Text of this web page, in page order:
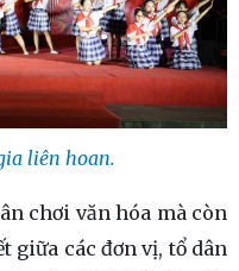
liên hoan.
chơi văn hóa mà còn
giữa các đơn vị, tổ dân